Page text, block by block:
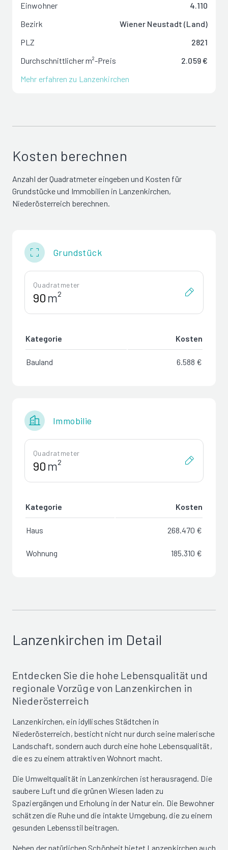
Einwohner
4.110
Bezirk
Wiener Neustadt (Land)
PLZ
2821
Durchschnittlicher m²-Preis
2.059 €
Mehr erfahren zu Lanzenkirchen
Kosten berechnen
Anzahl der Quadratmeter eingeben und Kosten für
Grundstücke und Immobilien in Lanzenkirchen,
Niederösterreich berechnen.
Grundstück
Quadratmeter
m²
Kategorie Kosten
Bauland 6.588 €
Immobilie
Quadratmeter
m²
Kategorie Kosten
Haus 268.470 €
Wohnung 185.310 €
Lanzenkirchen im Detail
Entdecken Sie die hohe Lebensqualität und
regionale Vorzüge von Lanzenkirchen in
Niederösterreich
Lanzenkirchen, ein idyllisches Städtchen in
Niederösterreich, besticht nicht nur durch seine malerische
Landschaft, sondern auch durch eine hohe Lebensqualität,
die es zu einem attraktiven Wohnort macht.
Die Umweltqualität in Lanzenkirchen ist herausragend. Die
saubere Luft und die grünen Wiesen laden zu
Spaziergängen und Erholung in der Natur ein. Die Bewohner
schätzen die Ruhe und die intakte Umgebung, die zu einem
gesunden Lebensstil beitragen.
Neben der natürlichen Schönheit bietet Lanzenkirchen auch